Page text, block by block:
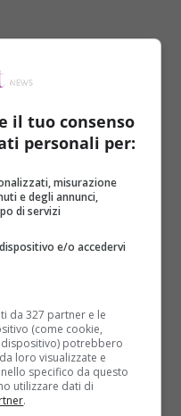
primo posto nei
prima sui 200 stile
in...
il tuo consenso
personali per:
misurazione
e degli annunci,
di servizi
e/o accedervi
da 327 partner e le
(come cookie,
potrebbero
loro visualizzate e
specifico da questo
utilizzare dati di
.